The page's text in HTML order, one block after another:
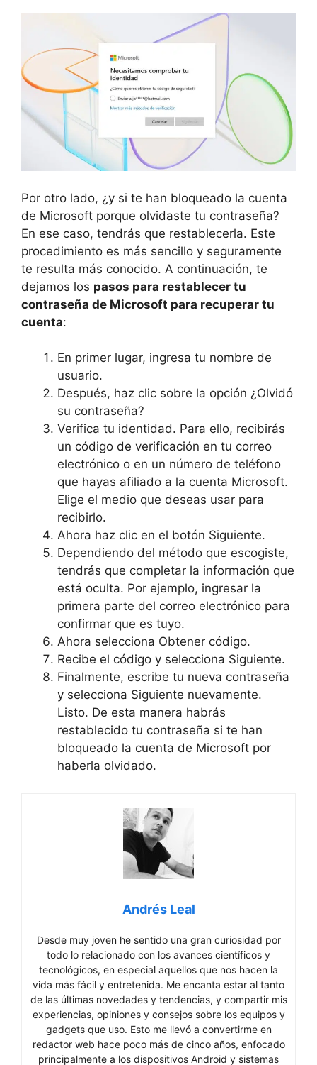
Por otro lado, ¿y si te han bloqueado la cuenta
de Microsoft porque olvidaste tu contraseña?
En ese caso, tendrás que restablecerla. Este
procedimiento es más sencillo y seguramente
te resulta más conocido. A continuación, te
dejamos los pasos para restablecer tu
contraseña de Microsoft para recuperar tu
cuenta:
En primer lugar, ingresa tu nombre de
usuario.
Después, haz clic sobre la opción ¿Olvidó
su contraseña?
Verifica tu identidad. Para ello, recibirás
un código de verificación en tu correo
electrónico o en un número de teléfono
que hayas afiliado a la cuenta Microsoft.
Elige el medio que deseas usar para
recibirlo.
Ahora haz clic en el botón Siguiente.
Dependiendo del método que escogiste,
tendrás que completar la información que
está oculta. Por ejemplo, ingresar la
primera parte del correo electrónico para
confirmar que es tuyo.
Ahora selecciona Obtener código.
Recibe el código y selecciona Siguiente.
Finalmente, escribe tu nueva contraseña
y selecciona Siguiente nuevamente.
Listo. De esta manera habrás
restablecido tu contraseña si te han
bloqueado la cuenta de Microsoft por
haberla olvidado.
Andrés Leal
Desde muy joven he sentido una gran curiosidad por
todo lo relacionado con los avances científicos y
tecnológicos, en especial aquellos que nos hacen la
vida más fácil y entretenida. Me encanta estar al tanto
de las últimas novedades y tendencias, y compartir mis
experiencias, opiniones y consejos sobre los equipos y
gadgets que uso. Esto me llevó a convertirme en
redactor web hace poco más de cinco años, enfocado
principalmente a los dispositivos Android y sistemas